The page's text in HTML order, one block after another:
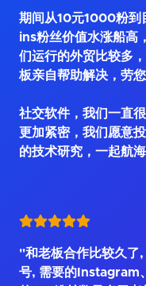
期间从10元1000粉到
ins粉丝价值水涨船高
们运行的外贸比较多
板亲自帮助解决，劳您
社交软件，我们一直
更加紧密，我们愿意
的技术研究，一起航
"和老板合作比较久了
号, 需要的Instagram